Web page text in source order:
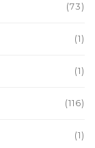
(73)
(1)
(1)
(116)
(1)